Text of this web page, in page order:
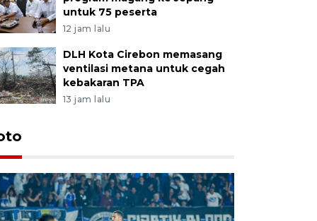
untuk 75 peserta
12 jam lalu
DLH Kota Cirebon memasang
ventilasi metana untuk cegah
kebakaran TPA
13 jam lalu